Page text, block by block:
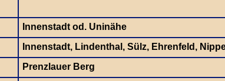
Innenstadt od. Uninähe
Innenstadt, Lindenthal, Sülz, Ehrenfeld,
Prenzlauer Berg